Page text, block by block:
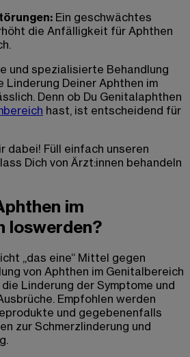
Ein geschwächtes
die Anfälligkeit für Aphthen
und spezialisierte Behandlung
Deiner Aphthen im
Denn ob Du Genitalaphthen
hast, ist entscheidend für
dabei! Füll einfach unseren
Dich von Ärzt:innen behandeln
im
loswerden?
„das eine“ Mittel gegen
von Aphthen im Genitalbereich
Linderung der Symptome und
Empfohlen werden
und gegebenenfalls
zur Schmerzlinderung und